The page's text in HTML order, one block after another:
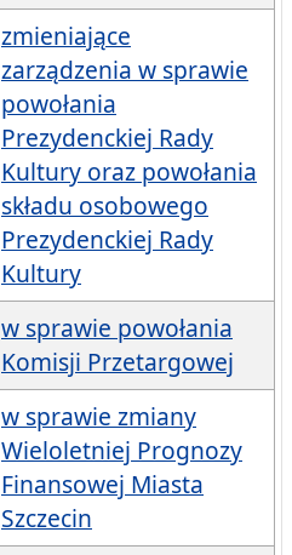
zmieniające
zarządzenia w sprawie
powołania
Prezydenckiej Rady
Kultury oraz powołania
składu osobowego
Prezydenckiej Rady
Kultury
w sprawie powołania
Komisji Przetargowej
w sprawie zmiany
Wieloletniej Prognozy
Finansowej Miasta
Szczecin